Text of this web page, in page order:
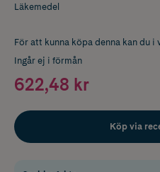
Läkemedel
För att kunna köpa denna kan du
Ingår ej i förmån
622,48 kr
Köp via